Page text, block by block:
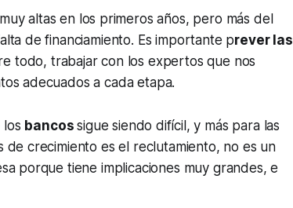
altas en los primeros años, pero más del
de financiamiento. Es importante prever las
todo, trabajar con los expertos que nos
adecuados a cada etapa.
bancossigue siendo difícil, y más para las
crecimiento es el reclutamiento, no es un
porque tiene implicaciones muy grandes, e